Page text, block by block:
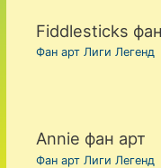
Fiddlesticks
Фан арт Лиги Легенд
Annie фан арт
Фан арт Лиги Легенд